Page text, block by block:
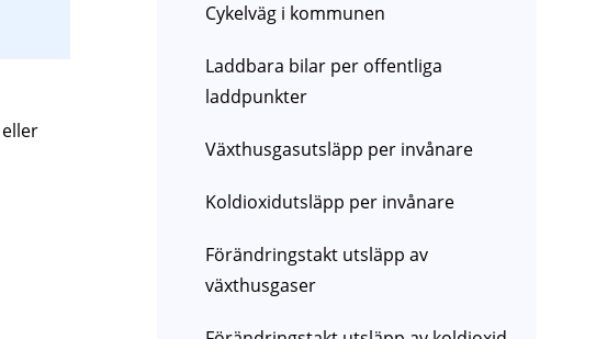
Cykelväg i kommunen
Laddbara bilar per offentliga
laddpunkter
Växthusgasutsläpp per invånare
Koldioxidutsläpp per invånare
Förändringstakt utsläpp av
växthusgaser